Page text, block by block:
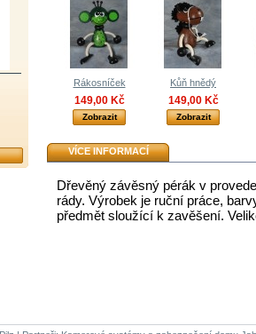
Rákosníček
149,00 Kč
Zobrazit
Kůň hnědý
149,00 Kč
Zobrazit
VÍCE INFORMACÍ
Dřevěný závěsný pérák v
rády. Výrobek je ruční práce,
předmět sloužící k zavěšení.